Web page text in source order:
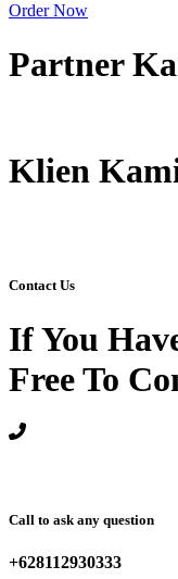
Order Now
Partner
Klien
Contact Us
If You
Free To
Call to ask any question
+628112930333